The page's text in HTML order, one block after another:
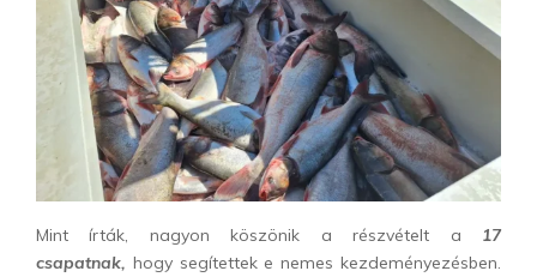
Mint írták, nagyon köszönik a részvételt a 17
csapatnak, hogy segítettek e nemes kezdeményezésben.